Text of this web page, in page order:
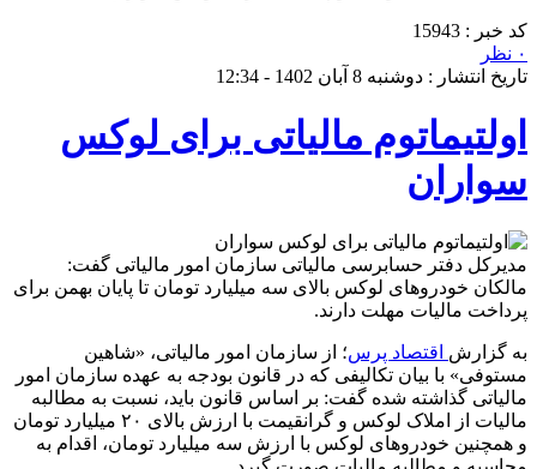
کد خبر : 15943
۰ نظر
تاریخ انتشار : دوشنبه 8 آبان 1402 - 12:34
اولتیماتوم مالیاتی برای لوکس
سواران
مدیرکل دفتر حسابرسی مالیاتی سازمان امور مالیاتی گفت:
مالکان خودروهای لوکس بالای سه میلیارد تومان تا پایان بهمن برای
پرداخت مالیات مهلت دارند.
به گزارش اقتصاد پرس؛ از سازمان امور مالیاتی، «شاهین
مستوفی» با بیان تکالیفی که در قانون بودجه به عهده سازمان امور
مالیاتی گذاشته شده گفت: بر اساس قانون باید، نسبت به مطالبه
مالیات از املاک لوکس و گرانقیمت با ارزش بالای ۲۰ میلیارد تومان
و همچنین خودروهای لوکس با ارزش سه میلیارد تومان، اقدام به